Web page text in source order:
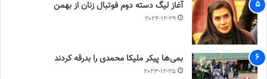
آغاز لیگ دسته دوم فوتبال زنان از بهمن
2024-12-29
بمی‌ها پیکر ملیکا محمدی را بدرقه کردند
2023-12-25